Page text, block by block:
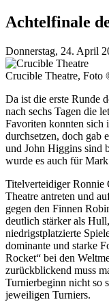
Achtelfinale
Donnerstag, 24. April
Crucible Theatre,
Da ist die erste Runde
nach sechs Tagen die
Favoriten konnten sich
durchsetzen, doch gab
und John Higgins sind
wurde es auch für
Titelverteidiger Ronnie
Theatre antreten und
gegen den Finnen
deutlich stärker als
niedrigstplatzierte
dominante und starke
Rocket“ bei den
zurückblickend muss
Turnierbeginn nicht so
jeweiligen Turniers.